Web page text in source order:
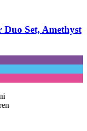
Set, Amethyst